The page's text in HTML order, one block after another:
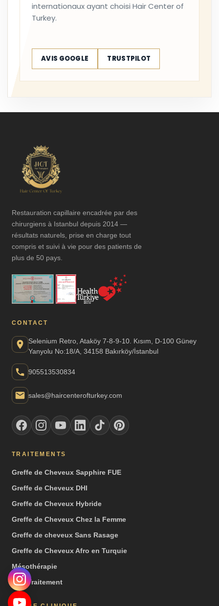
internationaux ayant choisi Hair Center of
Turkey.
AVIS GOOGLE TRUSTPILOT
Restauration capillaire encadrée par des
chirurgiens à Istanbul depuis 2014 —
résultats naturels, prise en charge tout
compris et suivi à vie pour des patients de
plus de 50 pays.
CONTACT
Selenium Retro, Ataköy 7-8-9-10. Kısım, D-100 Güney
Yanyolu No:18/A, 34158 Bakırköy/İstanbul
905513530834
sales@haircenterofturkey.com
TRAITEMENTS
Greffe de Cheveux Sapphire FUE
Greffe de Cheveux DHI
Greffe de Cheveux Hybride
Greffe de Cheveux Chez la Femme
Greffe de cheveux Sans Rasage
Greffe de Cheveux Afro en Turquie
Mésothérapie
PRP Traitement